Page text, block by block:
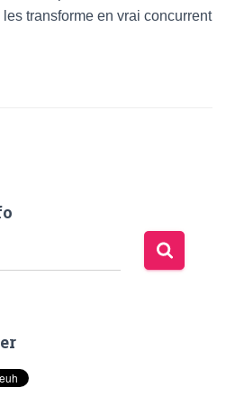
transforme en vrai concurrent